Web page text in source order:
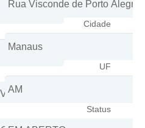
Cidade
UF
Status